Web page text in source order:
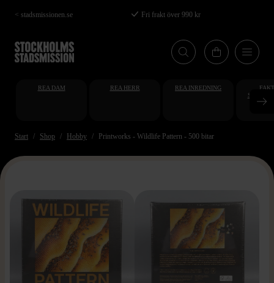
Hoppa
till
huvudinnehåll
< stadsmissionen.se Fri frakt över 990 kr
REA DAM REA HERR REA INREDNING
Start Shop Hobby Printworks - Wildlife Pattern - 500 bitar